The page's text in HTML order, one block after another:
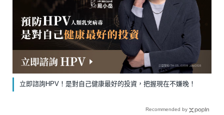
立即諮詢HPV！是對自己健康最好的投資，把握現在不嫌晚！
Recommended by